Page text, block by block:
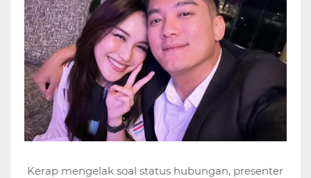
Kerap mengelak soal status hubungan, presenter